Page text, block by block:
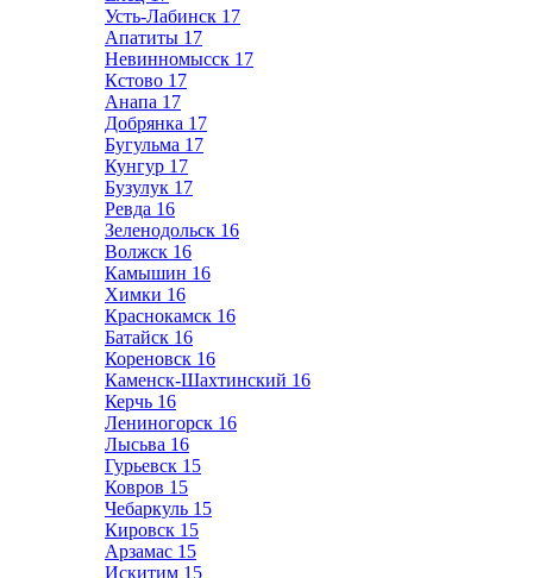
Усть-Лабинск 17
Апатиты 17
Невинномысск 17
Кстово 17
Анапа 17
Добрянка 17
Бугульма 17
Кунгур 17
Бузулук 17
Ревда 16
Зеленодольск 16
Волжск 16
Камышин 16
Химки 16
Краснокамск 16
Батайск 16
Кореновск 16
Каменск-Шахтинский 16
Керчь 16
Лениногорск 16
Лысьва 16
Гурьевск 15
Ковров 15
Чебаркуль 15
Кировск 15
Арзамас 15
Искитим 15